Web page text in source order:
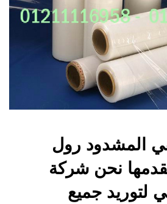
المشدود رول
نقدمها نحن شركة
لتوريد جميع